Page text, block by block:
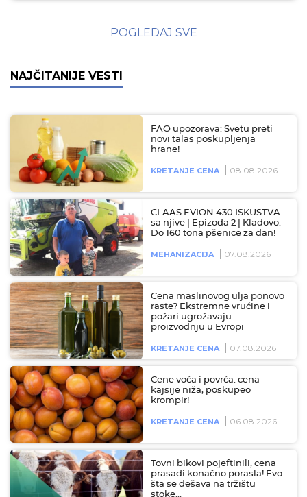
POGLEDAJ SVE
NAJČITANIJE VESTI
FAO upozorava: Svetu preti
novi talas poskupljenja
hrane!
KRETANJE CENA 08.08.2026
CLAAS EVION 430 ISKUSTVA
sa njive | Epizoda 2 | Kladovo:
Do 160 tona pšenice za dan!
MEHANIZACIJA 07.08.2026
Cena maslinovog ulja ponovo
raste? Ekstremne vrućine i
požari ugrožavaju
proizvodnju u Evropi
KRETANJE CENA 07.08.2026
Cene voća i povrća: cena
kajsije niža, poskupeo
krompir!
KRETANJE CENA 06.08.2026
Tovni bikovi pojeftinili, cena
prasadi konačno porasla! Evo
šta se dešava na tržištu
stoke…